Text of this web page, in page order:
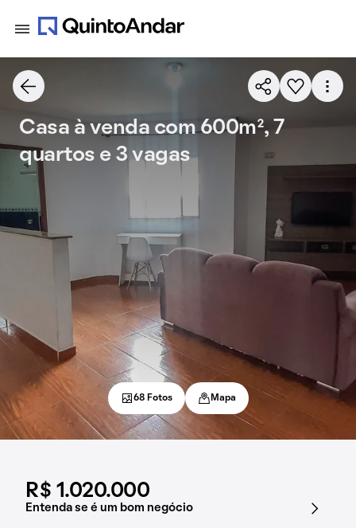
R$ 1.020.000
Entenda se é um bom negócio
Casa à venda com 600m², 7
quartos e 3 vagas
68 Fotos Mapa